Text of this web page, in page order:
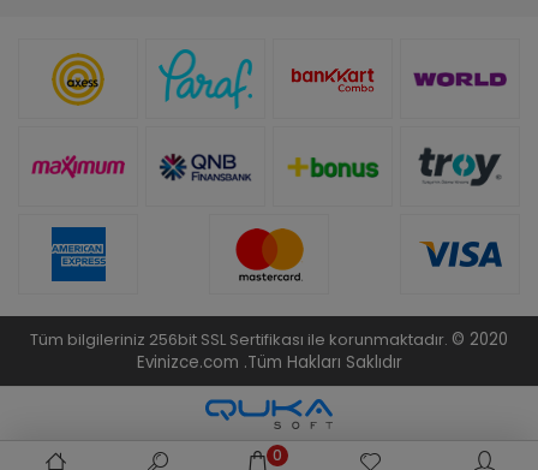
Tüm bilgileriniz 256bit SSL Sertifikası ile korunmaktadır. © 2020
Evinizce.com .Tüm Hakları Saklıdır
0